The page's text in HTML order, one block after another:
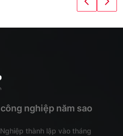
nghiệp năm sao
thành lập vào tháng